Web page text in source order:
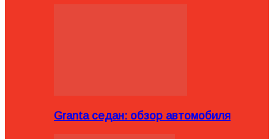
Granta седан: обзор автомобиля